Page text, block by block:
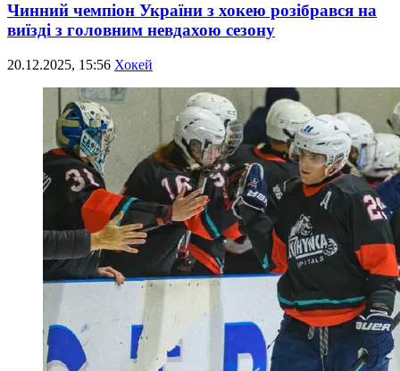
Чинний чемпіон України з хокею розібрався на
виїзді з головним невдахою сезону
20.12.2025, 15:56 Хокей